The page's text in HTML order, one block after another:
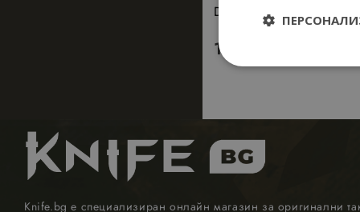
DNA - дроп пойнт, голям
163.56
Knife.bg е специализиран онлайн магазин за оригинални
Строго